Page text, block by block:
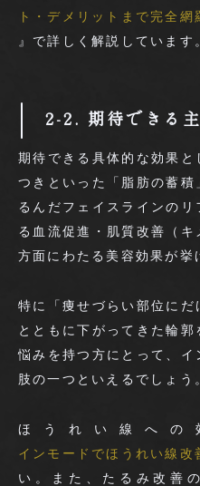
ト・デメリットまで完全網
』で詳しく解説しています
2-2. 期待できる
期待できる具体的な効果
つきといった「脂肪の蓄積
るんだフェイスラインのリ
る血流促進・肌質改善（
方面にわたる美容効果が挙
特に「痩せづらい部位に
とともに下がってきた輪
悩みを持つ方にとって、
肢の一つといえるでしょう
ほうれい線への
インモードでほうれい線改
い。また、たるみ改善